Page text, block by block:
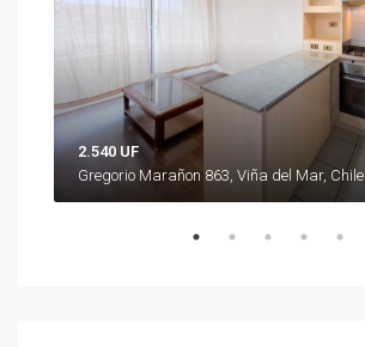
2.540 UF
Gregorio Marañon 863, Viña del Mar, Chile